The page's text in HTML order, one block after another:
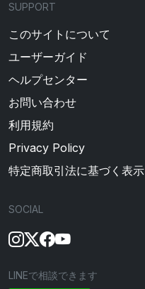
SUPPORT
このサイトについて
ユーザーガイド
ヘルプセンター
お問い合わせ
利用規約
Privacy Policy
特定商取引法に基づく表示
SOCIAL
LINEで相談できます